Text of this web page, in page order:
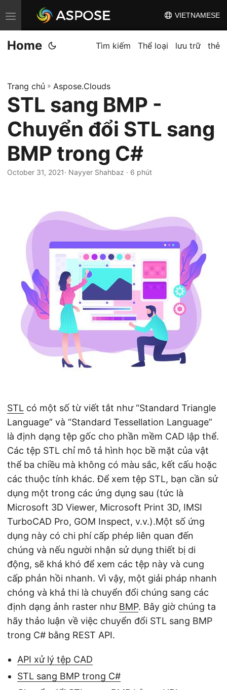
C
h
u
n
đ
i
đ
i
ề
VIETNAMESE
Home Tìm kiếm Thể loại lưu trữ thẻ
Trang chủ » Aspose.Clouds
STL sang BMP -
Chuyển đổi STL sang
BMP trong C#
October 31, 2021· Nayyer Shahbaz · 6 phút
STL có một số từ viết tắt như “Standard Triangle
Language” và “Standard Tessellation Language”
là định dạng tệp gốc cho phần mềm CAD lập thể.
Các tệp STL chỉ mô tả hình học bề mặt của vật
thể ba chiều mà không có màu sắc, kết cấu hoặc
các thuộc tính khác. Để xem tệp STL, bạn cần sử
dụng một trong các ứng dụng sau (tức là
Microsoft 3D Viewer, Microsoft Print 3D, IMSI
TurboCAD Pro, GOM Inspect, v.v.).Một số ứng
dụng này có chi phí cấp phép liên quan đến
chúng và nếu người nhận sử dụng thiết bị di
động, sẽ khá khó để xem các tệp này và cung
cấp phản hồi nhanh. Vì vậy, một giải pháp nhanh
chóng và khả thi là chuyển đổi chúng sang các
định dạng ảnh raster như BMP. Bây giờ chúng ta
hãy thảo luận về việc chuyển đổi STL sang BMP
trong C# bằng REST API.
API xử lý tệp CAD
STL sang BMP trong C#